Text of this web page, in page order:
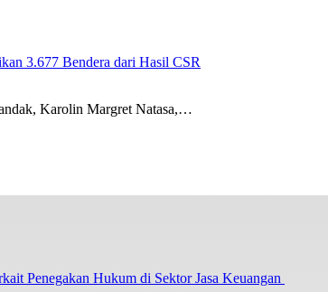
3.677 Bendera dari Hasil CSR
Karolin Margret Natasa,…